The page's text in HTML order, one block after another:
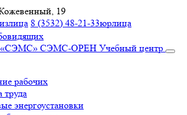
19
8 (3532) 48-21-33юрлица
СЭМС-ОРЕН Учебный центр
рабочих
труда
энергоустановки